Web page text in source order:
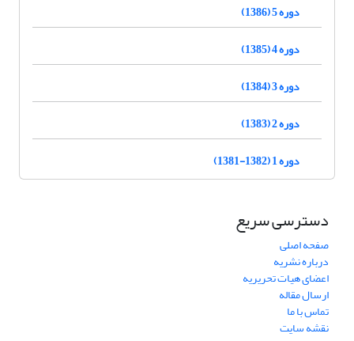
دوره 5 (1386)
دوره 4 (1385)
دوره 3 (1384)
دوره 2 (1383)
دوره 1 (1382-1381)
دسترسی سریع
صفحه اصلی
درباره نشریه
اعضای هیات تحریریه
ارسال مقاله
تماس با ما
نقشه سایت